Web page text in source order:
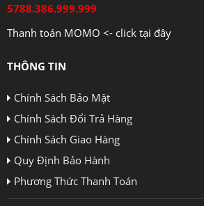
5788.386.999.999
Thanh toán MOMO <- click tại đây
THÔNG TIN
Chính Sách Bảo Mật
Chính Sách Đổi Trả Hàng
Chính Sách Giao Hàng
Quy Định Bảo Hành
Phương Thức Thanh Toán